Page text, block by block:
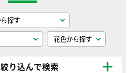
絞り込んで検索